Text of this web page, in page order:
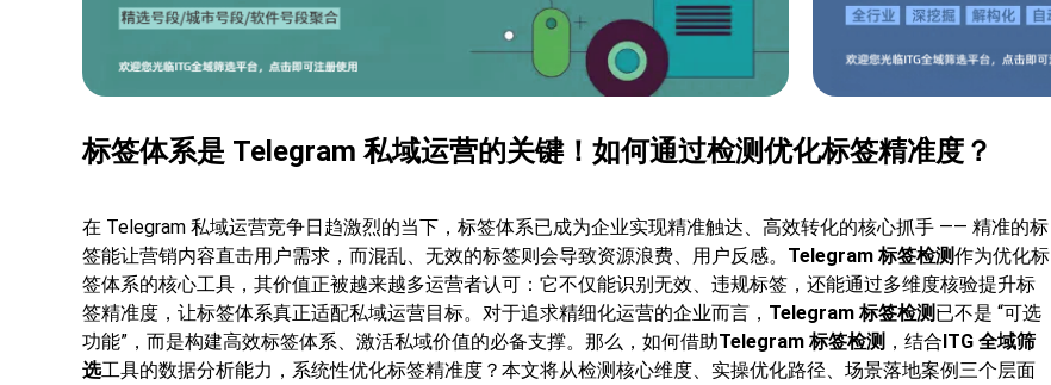
标签体系是 Telegram 私域运营的关键！如何通过检测优化标签精准度？
在 Telegram 私域运营竞争日趋激烈的当下，标签体系已成为企业实现精准触达、高效转化的核心抓手 —— 精准的标
签能让营销内容直击用户需求，而混乱、无效的标签则会导致资源浪费、用户反感。 Telegram 标签检测作为优化标
签体系的核心工具，其价值正被越来越多运营者认可：它不仅能识别无效、违规标签，还能通过多维度核验提升标
签精准度，让标签体系真正适配私域运营目标。对于追求精细化运营的企业而言， Telegram 标签检测 已不是 “可选
功能”，而是构建高效标签体系、激活私域价值的必备支撑。那么，如何借助Telegram 标签检测 ，结合ITG 全域筛
选工具的数据分析能力，系统性优化标签精准度？本文将从检测核心维度、实操优化路径、场景落地案例三个层面